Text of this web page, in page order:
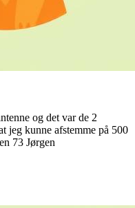
og det var de 2
jeg kunne afstemme på 500
73 Jørgen